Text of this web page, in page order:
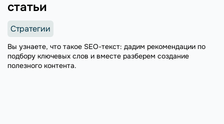
статьи
Стратегии
Вы узнаете, что такое SEO-текст: дадим рекомендации по
подбору ключевых слов и вместе разберем создание
полезного контента.